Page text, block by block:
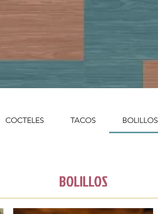
COCTELES TACOS BOLILLOS
BOLILLOS